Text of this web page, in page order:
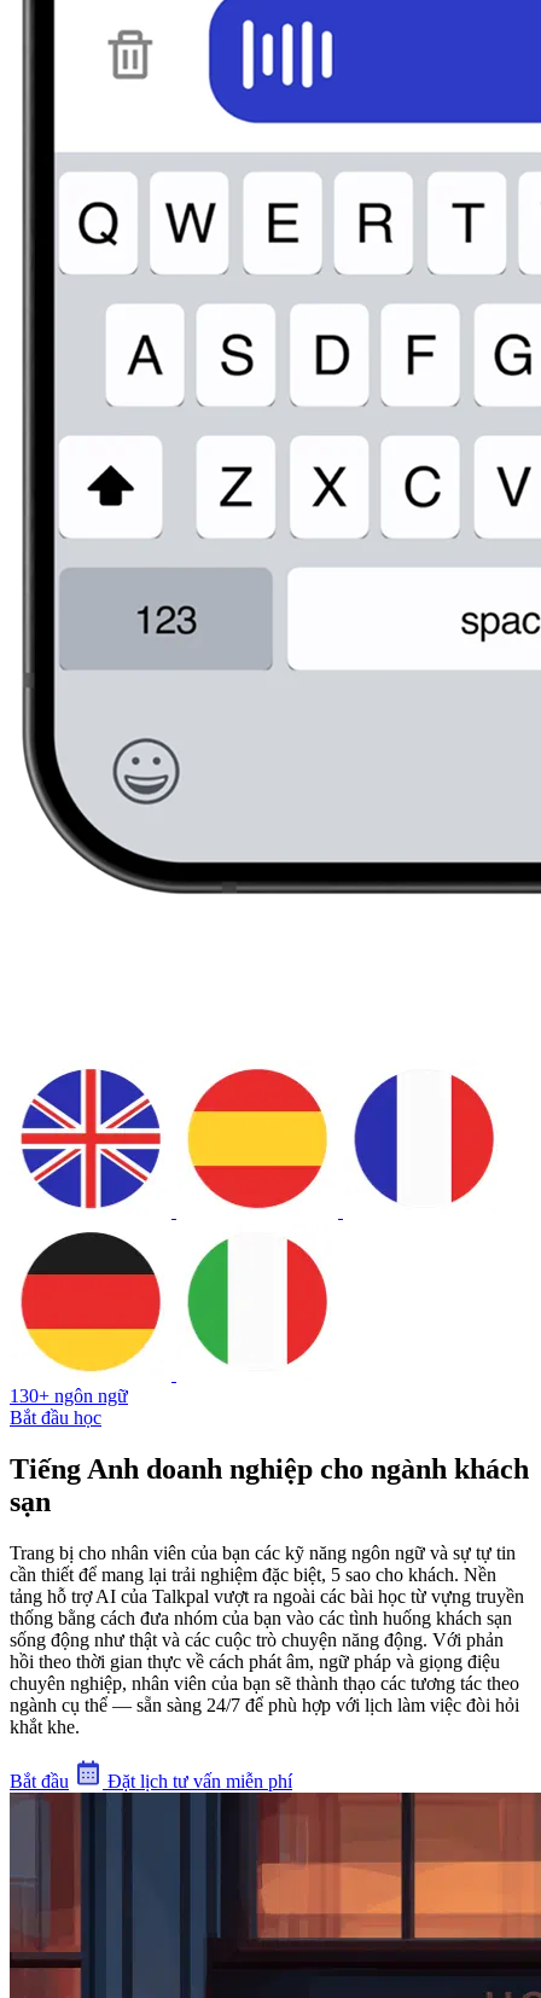
130+ ngôn ngữ
Bắt đầu học
Tiếng Anh doanh nghiệp cho ngành khách
sạn
Trang bị cho nhân viên của bạn các kỹ năng ngôn ngữ và sự tự tin
cần thiết để mang lại trải nghiệm đặc biệt, 5 sao cho khách. Nền
tảng hỗ trợ AI của Talkpal vượt ra ngoài các bài học từ vựng truyền
thống bằng cách đưa nhóm của bạn vào các tình huống khách sạn
sống động như thật và các cuộc trò chuyện năng động. Với phản
hồi theo thời gian thực về cách phát âm, ngữ pháp và giọng điệu
chuyên nghiệp, nhân viên của bạn sẽ thành thạo các tương tác theo
ngành cụ thể — sẵn sàng 24/7 để phù hợp với lịch làm việc đòi hỏi
khắt khe.
Bắt đầu Đặt lịch tư vấn miễn phí